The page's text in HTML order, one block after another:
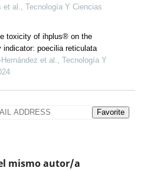
et al., Tecnología Y Ciencias
toxicity of ihplus® on the
indicator: poecilia reticulata
et al., Tecnología Y
Favorite
mismo autor/a